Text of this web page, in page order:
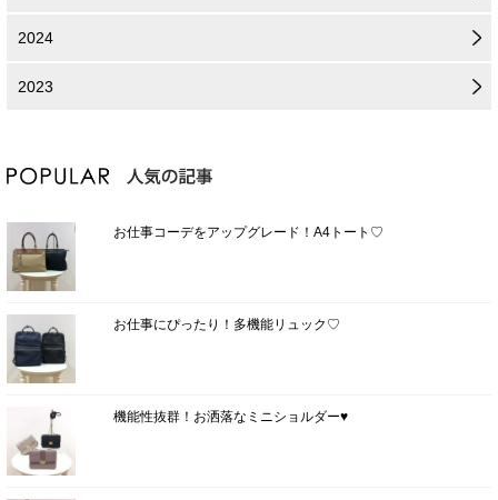
2024
2023
お仕事コーデをアップグレード！A4トート♡
お仕事にぴったり！多機能リュック♡
機能性抜群！お洒落なミニショルダー♥